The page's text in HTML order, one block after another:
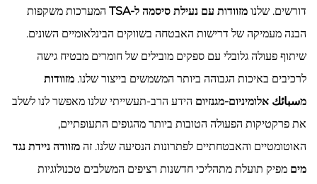
דורשים. שלנו מזוודות עם נעילת סיסמה ל-TSA
המערכות משקפות
הבנה מעמיקה של דרישות האבטחה בשווקים הבינלאומיים השונים.
שיתוף פעולה גלובלי עם ספקים מובילים של חומרים מבטיח גישה
לרכיבים באיכות הגבוהה ביותר המשמשים בייצור שלנו. מזוודות
מسبائك אלומיניום-מגנזיום הידע הרב-תעשייתי שלנו מאפשר לנו לשלב
את פרקטיקות הפעולה הטובות ביותר מהגופים התעופתיים,
האוטומטיים והאבטחתיים לפתרונות הנסיעה שלנו. זה מזוודה ניידת נגד
מים מפיק תועלת מתהליכי חדשנות רציפים המשלבים טכנולוגיות